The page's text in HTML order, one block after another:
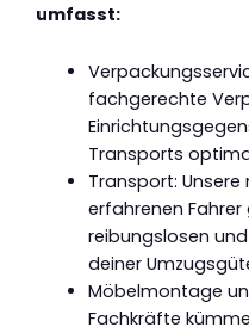
umfasst:
fachgerechte
Transports
Transport:
erfahrenen
reibungslosen
deiner
Möbelmontage
Fachkräfte